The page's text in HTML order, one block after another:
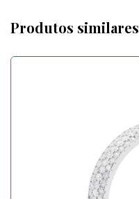
Produtos similares